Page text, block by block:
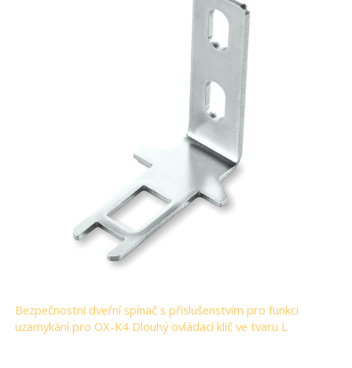
Bezpečnostní dveřní spínač s příslušenstvím pro funkci
uzamykání pro OX-K4 Dlouhý ovládací klíč ve tvaru L